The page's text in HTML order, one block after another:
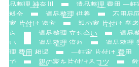
品整理 神奈川
遺品整理 費用 一軒
料金
遺品整理 供養 不用品
家 片付け 遠方
親の家 片付け 業者
ら
遺品整理 立ち会い
遺品
い
遺品整理 流れ 遺品整理
理 費用 相場
一軒家 片付け 費用
で
親の家を片付けるコツ